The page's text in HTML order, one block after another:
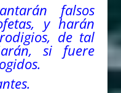
falsos
y harán
de tal
si fuere